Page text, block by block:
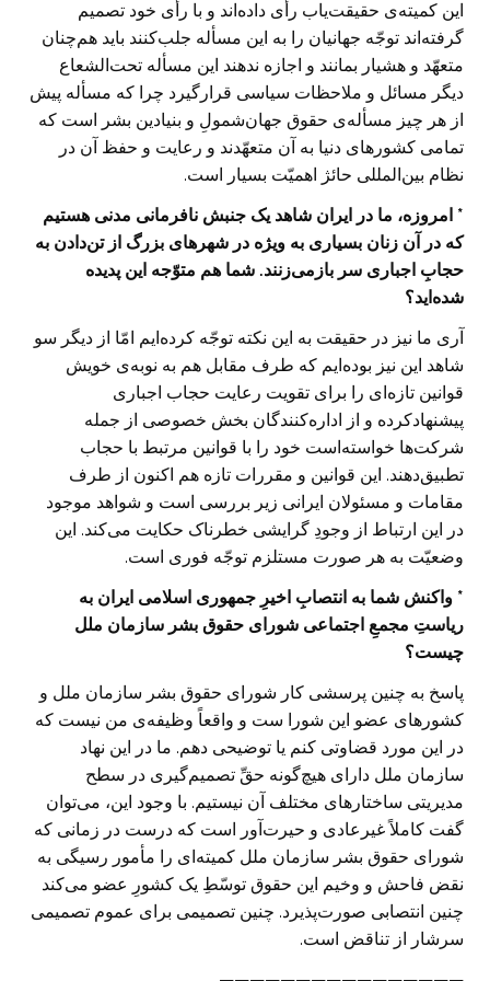
این کمیته‌ی حقیقت‌یاب رأی داده‌اند و با رأی خود تصمیم
گرفته‌اند توجّه جهانیان را به این مسأله جلب‌کنند باید هم‌چنان
متعهّد و هشیار بمانند و اجازه ندهند این مسأله تحت‌الشعاع
دیگر مسائل و ملاحظات سیاسی قرارگیرد چرا که مسأله‌ پیش
از هر چیز مسأله‌ی حقوق جهان‌شمولِ و بنیادین بشر است که
تمامی کشورهای دنیا به آن متعهّدند و رعایت و حفظ آن در
نظام بین‌المللی حائژ اهمیّت بسیار است.
* امروزه، ما در ایران شاهد یک جنبش نافرمانی مدنی هستیم
که در آن زنان بسیاری به ویژه در شهرهای بزرگ از تن‌دادن به
حجابِ اجباری سر بازمی‌زنند. شما هم متوّجه این پدیده
شده‌اید؟
آری ما نیز در حقیقت به این نکته توجّه کرده‌ایم امّا از دیگر سو
شاهد این نیز بوده‌ایم که طرف مقابل هم به نوبه‌ی خویش
قوانین تازه‌ای را برای تقویت رعایت حجاب اجباری
پیشنهادکرده و از اداره‌کنندگان بخش خصوصی از جمله
شرکت‌ها خواسته‌است خود را با قوانین مرتبط با حجاب
تطبیق‌دهند. این قوانین و مقررات تازه هم اکنون از طرف
مقامات و مسئولان ایرانی زیر بررسی است و شواهد موجود
در این ارتباط از وجودِ گرایشی خطرناک حکایت می‌کند. این
وضعیّت به هر صورت مستلزم توجّه فوری است.
* واکنش شما به انتصابِ اخیرِ جمهوری اسلامی ایران به
ریاستِ مجمعِ اجتماعی شورای حقوق بشر سازمان ملل
چیست؟
پاسخ به چنین پرسشی کار شورای حقوق بشر سازمان ملل و
کشورهای عضو این شورا ست و واقعاً وظیفه‌ی من نیست که
در این مورد قضاوتی کنم یا توضیحی دهم. ما در این نهاد
سازمان ملل دارای هیچ‌گونه حقِّ تصمیم‌گیری در سطح
مدیریتی ساختارهای مختلف آن نیستیم. با وجود این، می‌توان
گفت کاملاً غیرعادی و حیرت‌آور است که درست در زمانی که
شورای حقوق بشر سازمان ملل کمیته‌ای را مأمور رسیگی به
نقض فاحش و وخیم این حقوق توسّطِ یک کشورِ عضو می‌کند
چنین انتصابی صورت‌پذیرد. چنین تصمیمی برای عموم تصمیمی
سرشار از تناقض است.